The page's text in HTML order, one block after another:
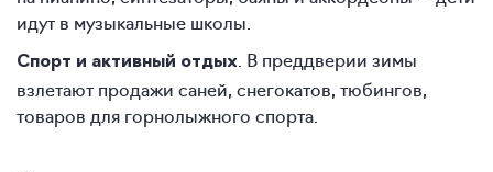
идут в музыкальные школы.
Спорт и активный отдых
. В преддверии зимы
взлетают продажи саней, снегокатов, тюбингов,
товаров для горнолыжного спорта.